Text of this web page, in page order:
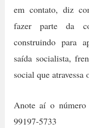
em contato, diz
fazer parte da
construindo para
saída socialista,
social que atravessa
Anote aí o
99197-5733